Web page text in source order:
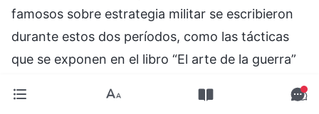
famosos sobre estrategia militar se escribieron
durante estos dos períodos, como las tácticas
que se exponen en el libro “El arte de la guerra”
época. También está el libro de “Las treinta y